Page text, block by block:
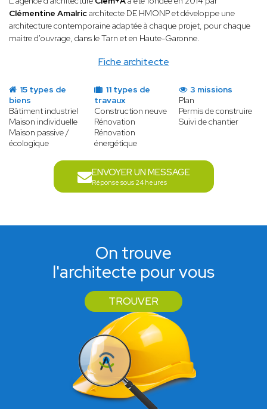
Fiche architecte
Clémentine Amalricarchitecte DE HMONP et développe une
architecture contemporaine adaptée à chaque projet, pour chaque
maitre d'ouvrage, dans le Tarn et en Haute-Garonne.
15 types de
biens
Bâtiment industriel
Maison individuelle
Maison passive /
écologique
11 types de
travaux
Construction neuve
Rénovation
Rénovation
énergétique
3 missions
Plan
Permis de construire
Suivi de chantier
ENVOYER UN MESSAGE
Réponse sous 24 heures
On trouve
l'architecte pour vous
TROUVER